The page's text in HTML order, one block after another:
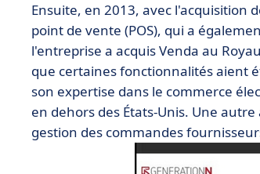
Ensuite, en 2013, avec l'acquisition
point de vente (POS), qui a
l'entreprise a acquis Venda au
que certaines fonctionnalités aient
son expertise dans le commerce
en dehors des États-Unis. Une
gestion des commandes